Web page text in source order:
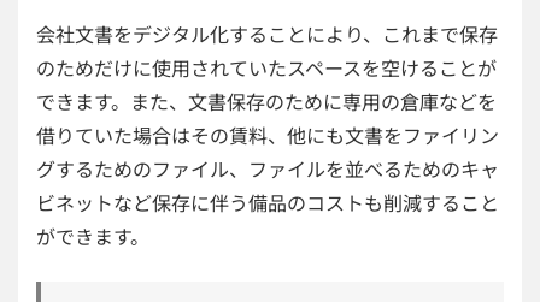
会社文書をデジタル化することにより、これまで保存
のためだけに使用されていたスペースを空けることが
できます。また、文書保存のために専用の倉庫などを
借りていた場合はその賃料、他にも文書をファイリン
グするためのファイル、ファイルを並べるためのキャ
ビネットなど保存に伴う備品のコストも削減すること
ができます。